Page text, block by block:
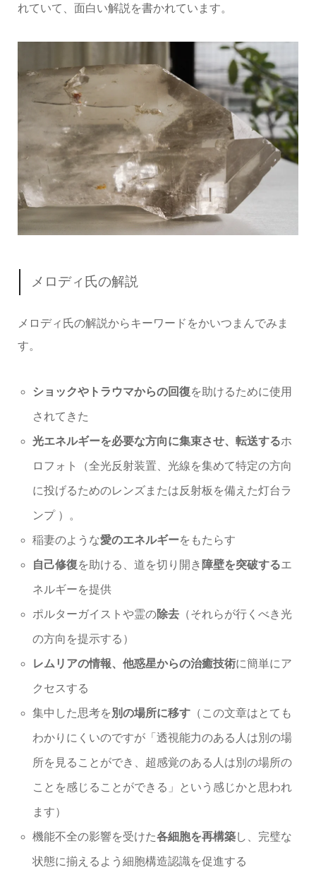
れていて、面白い解説を書かれています。
メロディ氏の解説
メロディ氏の解説からキーワードをかいつまんでみま
す。
ショックやトラウマからの回復を助けるために使用
されてきた
光エネルギーを必要な方向に集束させ、転送するホ
ロフォト（全光反射装置、光線を集めて特定の方向
に投げるためのレンズまたは反射板を備えた灯台ラ
ンプ ）。
稲妻のような愛のエネルギーをもたらす
自己修復を助ける、道を切り開き 障壁を突破するエ
ネルギーを提供
ポルターガイストや霊の除去（それらが行くべき光
の方向を提示する）
レムリアの情報、他惑星からの治癒技術に簡単にア
クセスする
集中した思考を 別の場所に移す（この文章はとても
わかりにくいのですが「透視能力のある人は別の場
所を見ることができ、超感覚のある人は別の場所の
ことを感じることができる」という感じかと思われ
ます）
機能不全の影響を受けた各細胞を再構築し、完璧な
状態に揃えるよう細胞構造認識を促進する